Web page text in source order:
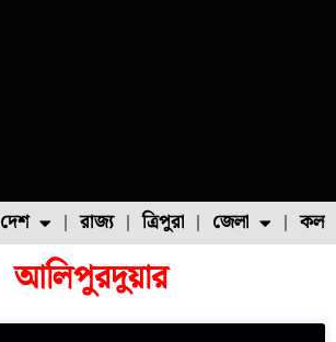
দেশ
ফুল চাষ ফল চাষ
রাজ্য ত্রিপুরা জেলা
আলিপুরদুয়ার